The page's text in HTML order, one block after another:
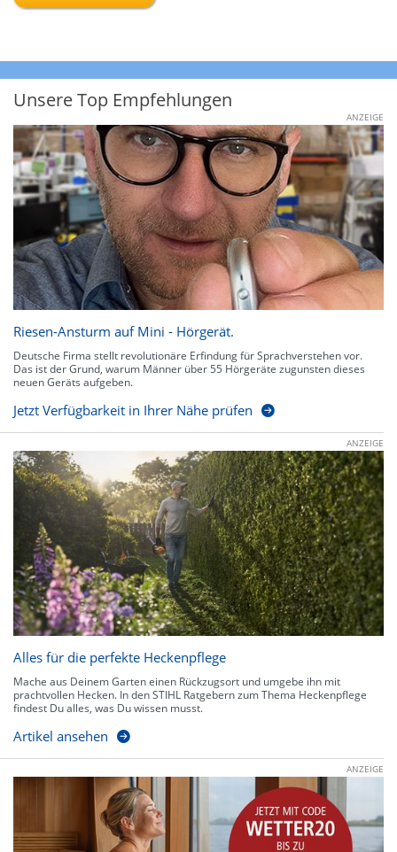
Unsere Top Empfehlungen
ANZEIGE
Riesen-Ansturm auf Mini - Hörgerät.
Deutsche Firma stellt revolutionäre Erfindung für Sprachverstehen vor.
Das ist der Grund, warum Männer über 55 Hörgeräte zugunsten dieses
neuen Geräts aufgeben.
Jetzt Verfügbarkeit in Ihrer Nähe prüfen
ANZEIGE
Alles für die perfekte Heckenpflege
Mache aus Deinem Garten einen Rückzugsort und umgebe ihn mit
prachtvollen Hecken. In den STIHL Ratgebern zum Thema Heckenpflege
findest Du alles, was Du wissen musst.
Artikel ansehen
ANZEIGE